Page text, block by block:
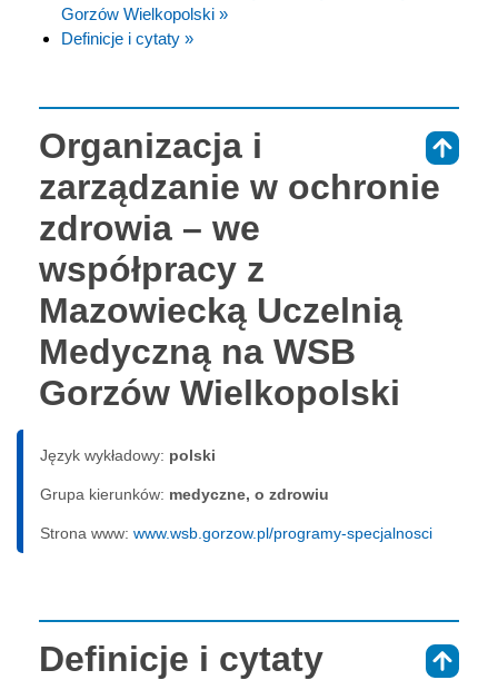
Gorzów Wielkopolski »
Definicje i cytaty »
Organizacja i
zarządzanie w ochronie
zdrowia – we
współpracy z
Mazowiecką Uczelnią
Medyczną na WSB
Gorzów Wielkopolski
Język wykładowy: polski
Grupa kierunków: medyczne, o zdrowiu
Strona www: www.wsb.gorzow.pl/programy-specjalnosci
Definicje i cytaty